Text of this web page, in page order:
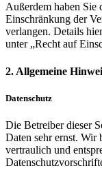
Außerdem haben Sie
Einschränkung der
verlangen. Details
unter „Recht auf
2. Allgemeine
Datenschutz
Die Betreiber dieser
Daten sehr ernst. Wir
vertraulich und